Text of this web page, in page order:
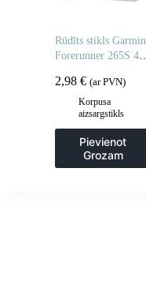
Rūdīts stikls Garmin
Forerunner 265S 46
pulkstenim – 2 gab.
2,98 € (ar PVN)
Korpusa
aizsargstikls
Pievienot
Grozam